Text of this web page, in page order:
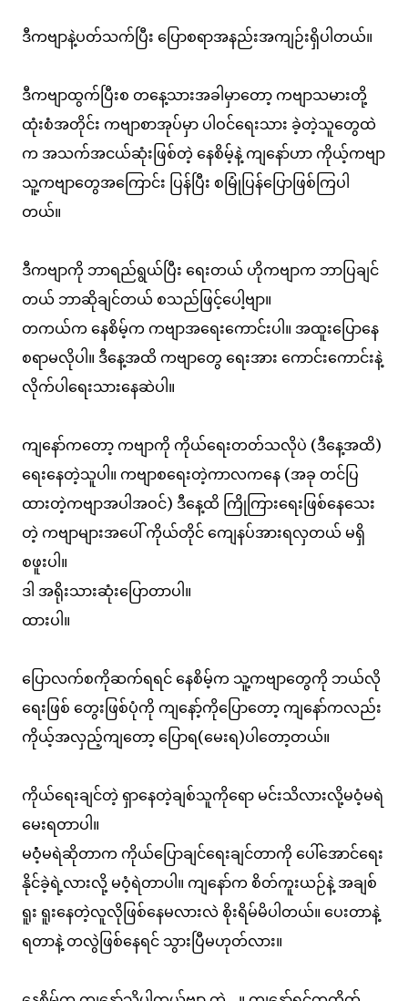
ဒီကဗျာနဲ့ပတ်သက်ပြီး ပြောစရာအနည်းအကျဉ်းရှိပါတယ်။
ဒီကဗျာထွက်ပြီးစ တနေ့သားအခါမှာတော့ ကဗျာသမားတို့
ထုံးစံအတိုင်း ကဗျာစာအုပ်မှာ ပါဝင်ရေးသား ခဲ့တဲ့သူတွေထဲ
က အသက်အငယ်ဆုံးဖြစ်တဲ့ နေစိမ့်နဲ့ ကျနော်ဟာ ကိုယ့်ကဗျာ
သူ့ကဗျာတွေအကြောင်း ပြန်ပြီး စမြုံပြန်ပြောဖြစ်ကြပါ
တယ်။
ဒီကဗျာကို ဘာရည်ရွယ်ပြီး ရေးတယ် ဟိုကဗျာက ဘာပြချင်
တယ် ဘာဆိုချင်တယ် စသည်ဖြင့်ပေါ့ဗျာ။
တကယ်က နေစိမ့်က ကဗျာအရေးကောင်းပါ။ အထူးပြောနေ
စရာမလိုပါ။ ဒီနေ့အထိ ကဗျာတွေ ရေးအား ကောင်းကောင်းနဲ့
လိုက်ပါရေးသားနေဆဲပါ။
ကျနော်ကတော့ ကဗျာကို ကိုယ်ရေးတတ်သလိုပဲ (ဒီနေ့အထိ)
ရေးနေတဲ့သူပါ။ ကဗျာစရေးတဲ့ကာလကနေ (အခု တင်ပြ
ထားတဲ့ကဗျာအပါအဝင်) ဒီနေ့ထိ ကြိုကြားရေးဖြစ်နေသေး
တဲ့ ကဗျာများအပေါ် ကိုယ်တိုင် ကျေနပ်အားရလှတယ် မရှိ
စဖူးပါ။
ဒါ အရိုးသားဆုံးပြောတာပါ။
ထားပါ။
ပြောလက်စကိုဆက်ရရင် နေစိမ့်က သူ့ကဗျာတွေကို ဘယ်လို
ရေးဖြစ် တွေးဖြစ်ပုံကို ကျနော့်ကိုပြောတော့ ကျနော်ကလည်း
ကိုယ့်အလှည့်ကျတော့ ပြောရ(မေးရ)ပါတော့တယ်။
ကိုယ်ရေးချင်တဲ့ ရှာနေတဲ့ချစ်သူကိုရော မင်းသိလားလို့မဝံ့မရဲ
မေးရတာပါ။
မဝံံ့မရဲဆိုတာက ကိုယ်ပြောချင်ရေးချင်တာကို ပေါ်အောင်ရေး
နိုင်ခဲ့ရဲ့လားလို့ မဝံ့ရဲတာပါ။ ကျနော်က စိတ်ကူးယဉ်နဲ့ အချစ်
ရူး ရူးနေတဲ့လူလိုဖြစ်နေမလားလဲ စိုးရိမ်မိပါတယ်။ ပေးတာနဲ့
ရတာနဲ့ တလွဲဖြစ်နေရင် သွားပြီမဟုတ်လား။